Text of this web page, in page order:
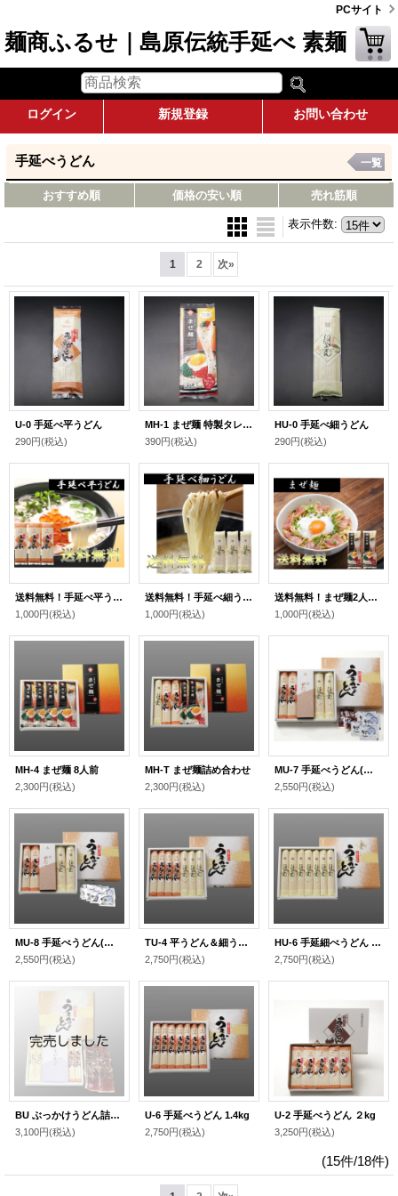
PCサイト
麺商ふるせ｜島原伝統手延べ 素麺
ログイン 新規登録 お問い合わせ
手延べうどん 一覧
おすすめ順 価格の安い順 売れ筋順
表示件数:
1 2 次»
U-0 手延べ平うどん
290円(税込)
MH-1 まぜ麺 特製タレ付き
390円(税込)
HU-0 手延べ細うどん
290円(税込)
送料無料！手延べ平うどん200g×3袋
1,000円(税込)
送料無料！手延べ細うどん200g×3袋
1,000円(税込)
送料無料！まぜ麺2人前×2袋
1,000円(税込)
MH-4 まぜ麺 8人前
2,300円(税込)
MH-T まぜ麺詰め合わせ
2,300円(税込)
MU-7 手延べうどん(あごだしスープ付き)
2,550円(税込)
MU-8 手延べうどん(あごだしスープ付き)
2,550円(税込)
TU-4 平うどん＆細うどん(1.4kg)
2,750円(税込)
HU-6 手延細べうどん 1.4kg
2,750円(税込)
BU ぶっかけうどん詰合せ 8人前
3,100円(税込)
U-6 手延べうどん 1.4kg
2,750円(税込)
U-2 手延べうどん ２kg
3,250円(税込)
(15件/18件)